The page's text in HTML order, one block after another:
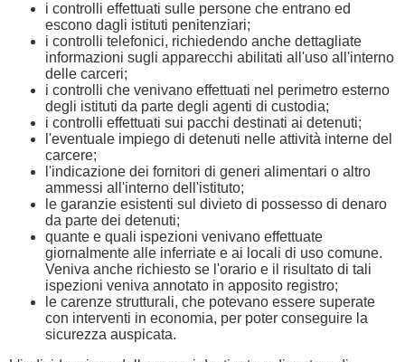
i controlli effettuati sulle persone che entrano ed
escono dagli istituti penitenziari;
i controlli telefonici, richiedendo anche dettagliate
informazioni sugli apparecchi abilitati all'uso all'interno
delle carceri;
i controlli che venivano effettuati nel perimetro esterno
degli istituti da parte degli agenti di custodia;
i controlli effettuati sui pacchi destinati ai detenuti;
l'eventuale impiego di detenuti nelle attività interne del
carcere;
l'indicazione dei fornitori di generi alimentari o altro
ammessi all'interno dell'istituto;
le garanzie esistenti sul divieto di possesso di denaro
da parte dei detenuti;
quante e quali ispezioni venivano effettuate
giornalmente alle inferriate e ai locali di uso comune.
Veniva anche richiesto se l'orario e il risultato di tali
ispezioni veniva annotato in apposito registro;
le carenze strutturali, che potevano essere superate
con interventi in economia, per poter conseguire la
sicurezza auspicata.